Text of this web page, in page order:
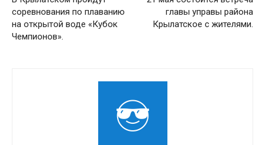
соревнования по плаванию
на открытой воде «Кубок
Чемпионов».
главы управы района
Крылатское с жителями.